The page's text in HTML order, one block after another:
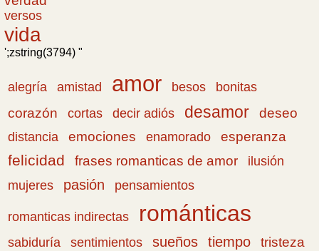
versos
vida
';zstring(3794) "
alegría amistad amor besos
bonitas
corazón
cortas decir adiós desamor deseo
distancia emociones enamorado esperanza
felicidad frases romanticas de amor
ilusión
mujeres
pasión pensamientos
romanticas indirectas románticas
sabiduría sentimientos sueños tiempo
tristeza